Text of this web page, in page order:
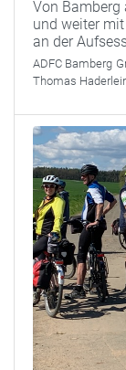
Von Bamberg
und weiter
an der
ADFC Bamberg
Thomas